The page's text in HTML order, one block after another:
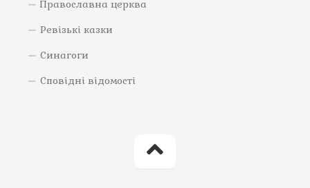
Православна церква
Ревізькі казки
Синагоги
Сповідні відомості